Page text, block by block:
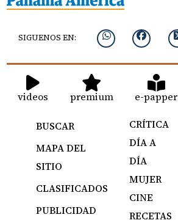
SIGUENOS EN:
videos premium e-papper
BUSCAR
MAPA DEL
SITIO
CLASIFICADOS
PUBLICIDAD
CRÍTICA
DÍA A
DÍA
MUJER
CINE
RECETAS